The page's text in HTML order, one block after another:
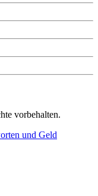
vorbehalten.